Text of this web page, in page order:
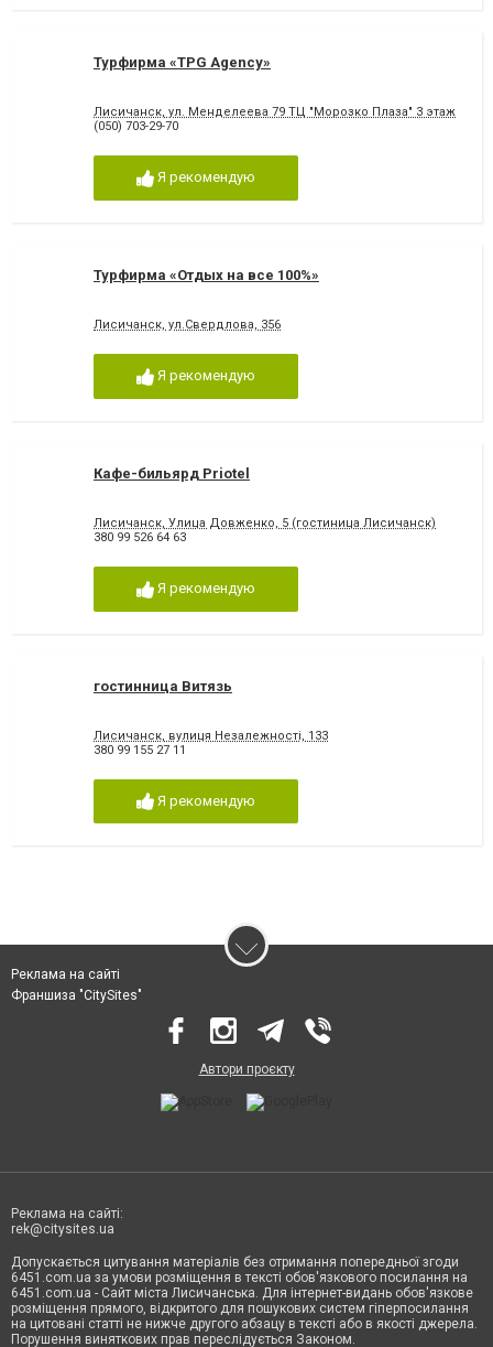
Турфирма «TPG Agency»
Лисичанск, ул. Менделеева 79 ТЦ "Морозко Плаза" 3 этаж
(050) 703-29-70
Я рекомендую
Турфирма «Отдых на все 100%»
Лисичанск, ул.Свердлова, 356
Я рекомендую
Кафе-бильярд Priotel
Лисичанск, Улица Довженко, 5 (гостиница Лисичанск)
380 99 526 64 63
Я рекомендую
гостинница Витязь
Лисичанск, вулиця Незалежності, 133
380 99 155 27 11
Я рекомендую
Реклама на сайті
Франшиза "CitySites"
Автори проєкту
Реклама на сайті:
rek@citysites.ua
Допускається цитування матеріалів без отримання попередньої згоди
6451.com.ua за умови розміщення в тексті обов'язкового посилання на
6451.com.ua - Сайт міста Лисичанська. Для інтернет-видань обов'язкове
розміщення прямого, відкритого для пошукових систем гіперпосилання
на цитовані статті не нижче другого абзацу в тексті або в якості джерела.
Порушення виняткових прав переслідується Законом.